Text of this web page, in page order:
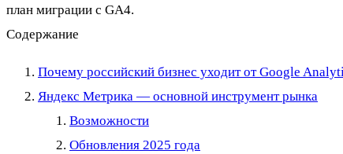
план миграции с GA4.
Содержание
Почему российский бизнес уходит от Google
Яндекс Метрика — основной инструмент рынка
Возможности
Обновления 2025 года